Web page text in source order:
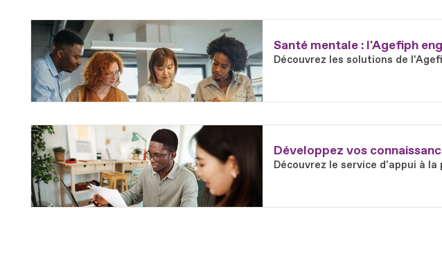
Santé mentale : l'Agefiph
Découvrez les solutions de
En savoir plus
Fichier
Développez vos
Découvrez le service d'appui à
En savoir plus
Fichier